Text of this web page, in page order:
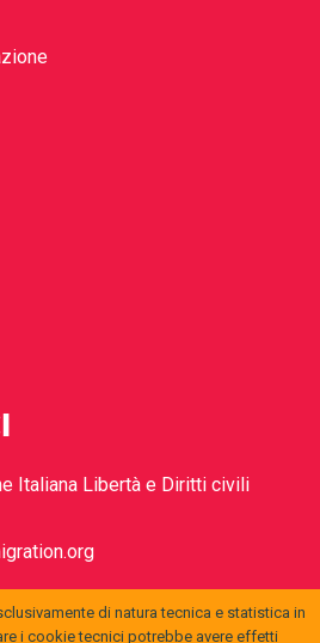
Italiana Libertà e Diritti civili
di natura tecnica e statistica in
i cookie tecnici potrebbe avere effetti